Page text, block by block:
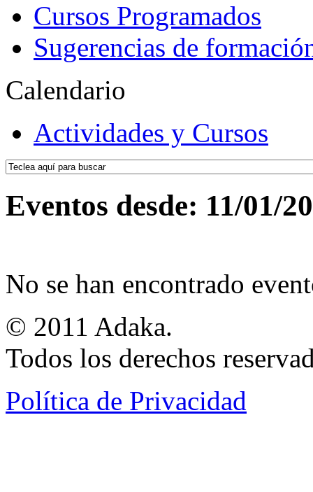
Cursos Programados
Sugerencias de
Calendario
Actividades y Cursos
Eventos desde: 11/01/
No se han encontrado
© 2011 Adaka.
Todos los derechos
Política de Privacidad